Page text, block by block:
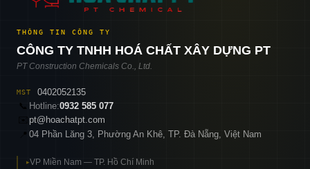
THÔNG TIN CÔNG TY
CÔNG TY TNHH HOÁ CHẤT XÂY DỰNG PT
PT Construction Chemicals Co., Ltd.
MST
0402052135
📞 Hotline:0932 585 077
pt@hoachatpt.com
04 Phần Lăng 3, Phường An Khê, TP. Đà Nẵng, Việt Nam
▸VP Miền Nam — TP. Hồ Chí Minh